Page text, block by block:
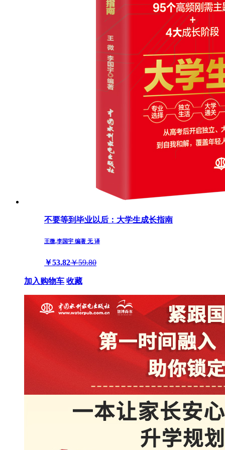
不要等到毕业以后：大学生成长指南
王微,李国宇 编著 无 译
￥53.82￥59.80
加入购物车 收藏